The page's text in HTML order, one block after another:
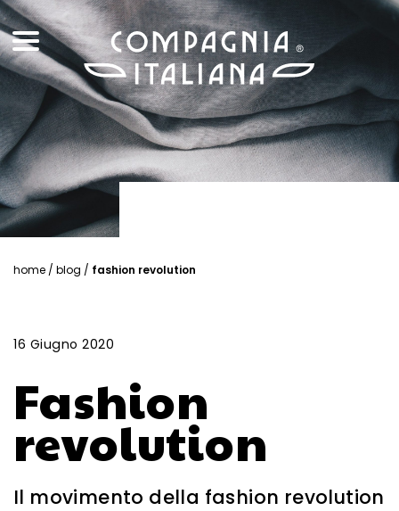
home / blog / fashion revolution
16 Giugno 2020
Fashion
revolution
Il movimento della fashion revolution